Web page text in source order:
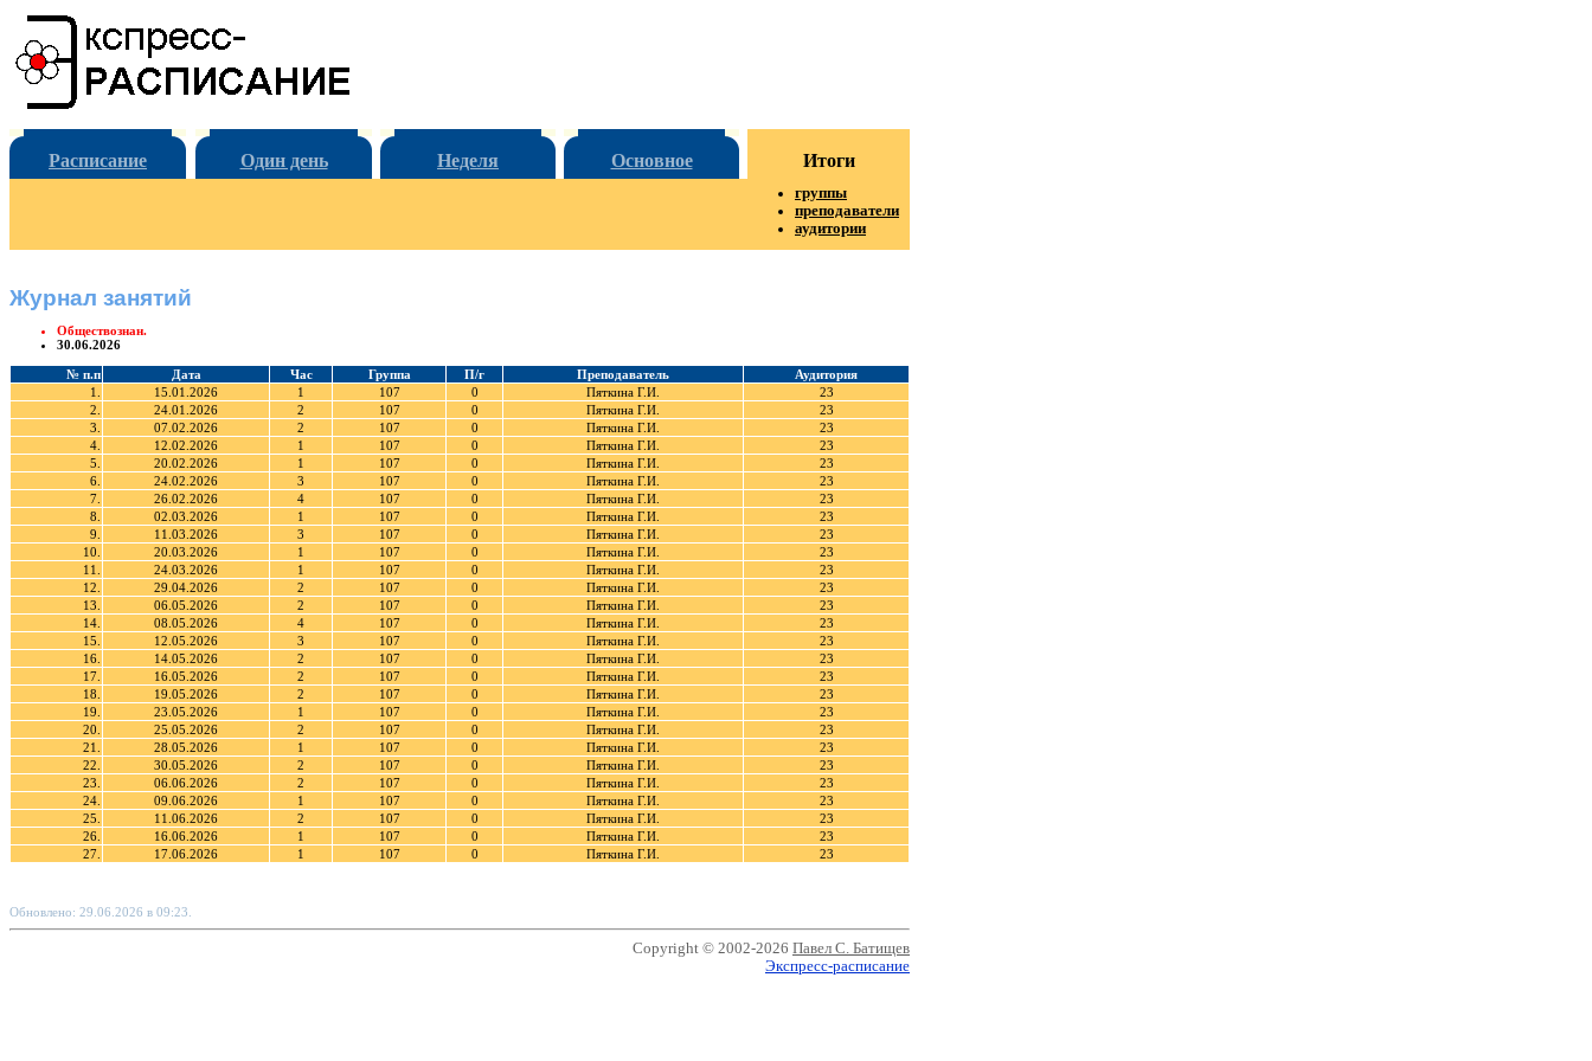
Расписание Один день Неделя Основное Итоги
группы
преподаватели
аудитории
Журнал занятий
Обществознан.
30.06.2026
№ п.п Дата Час Группа П/г Преподаватель
Аудитория
1.
15.01.2026 1 107 0 Пяткина Г.И.
23
2.
24.01.2026 2 107 0 Пяткина Г.И.
23
3.
07.02.2026 2 107 0 Пяткина Г.И.
23
4.
12.02.2026 1 107 0 Пяткина Г.И.
23
5.
20.02.2026 1 107 0 Пяткина Г.И.
23
6.
24.02.2026 3 107 0 Пяткина Г.И.
23
7.
26.02.2026 4 107 0 Пяткина Г.И.
23
8.
02.03.2026 1 107 0 Пяткина Г.И.
23
9.
11.03.2026 3 107 0 Пяткина Г.И.
23
10.
20.03.2026 1 107 0 Пяткина Г.И.
23
11.
24.03.2026 1 107 0 Пяткина Г.И.
23
12.
29.04.2026 2 107 0 Пяткина Г.И.
23
13.
06.05.2026 2 107 0 Пяткина Г.И.
23
14.
08.05.2026 4 107 0 Пяткина Г.И.
23
15.
12.05.2026 3 107 0 Пяткина Г.И.
23
16.
14.05.2026 2 107 0 Пяткина Г.И.
23
17.
16.05.2026 2 107 0 Пяткина Г.И.
23
18.
19.05.2026 2 107 0 Пяткина Г.И.
23
19.
23.05.2026 1 107 0 Пяткина Г.И.
23
20.
25.05.2026 2 107 0 Пяткина Г.И.
23
21.
28.05.2026 1 107 0 Пяткина Г.И.
23
22.
30.05.2026 2 107 0 Пяткина Г.И.
23
23.
06.06.2026 2 107 0 Пяткина Г.И.
23
24.
09.06.2026 1 107 0 Пяткина Г.И.
23
25.
11.06.2026 2 107 0 Пяткина Г.И.
23
26.
16.06.2026 1 107 0 Пяткина Г.И.
23
27.
17.06.2026 1 107 0 Пяткина Г.И. 23
Обновлено: 29.06.2026 в 09:23.
Copyright © 2002-2026 Павел С. Батищев
Экспресс-расписание